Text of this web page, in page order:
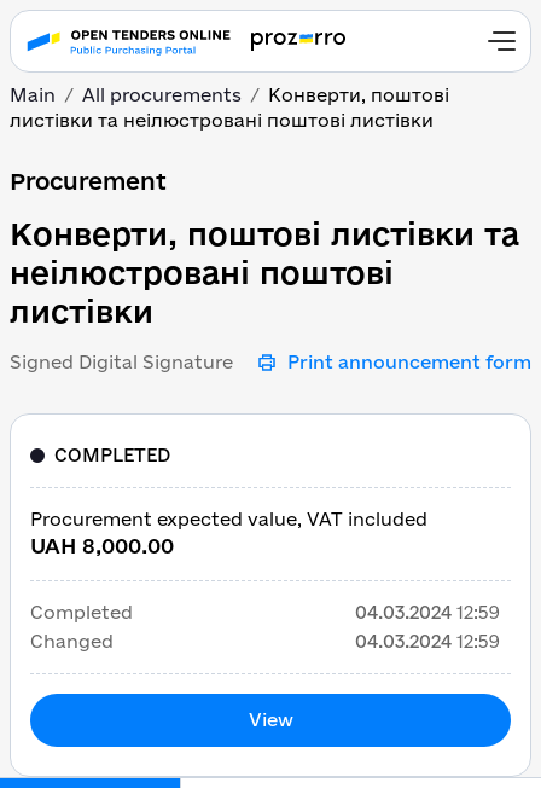
Main All procurements
Конверти, поштові
листівки та неілюстровані поштові листівки
Конверти, поштові
Procurement
Конверти, поштові листівки та
неілюстровані поштові
листівки
Signed Digital Signature Print announcement form
COMPLETED
Procurement expected value, VAT included
UAH 8,000.00
Completed 04.03.2024 12:59
Changed
04.03.2024 12:59
View